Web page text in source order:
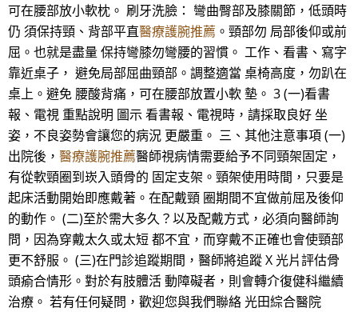
可在腰部放小軟枕。 刷牙洗臉： 彎曲臀部及膝關節，低頭時
仍 須保持頸、背部平直醫療護腕推薦 。頸部勿 局部後仰或前
屈。也就是盡量 保持彎膝勿彎腰的習慣。 工作、看書、寫字
靠近桌子， 避免局部屈曲頸部。調整適當 桌椅高度，勿趴在
桌上。避免 腰酸背痛，可在腰部放置小軟 墊。 3 (一)看書
報、電視 重點說明 圖示 看書報、電視時，請採取良好 坐
姿，不良姿勢會讓您的病況 更嚴重。 三、其他注意事項 (一)
出院後， 醫療護腕推薦醫師視病情需要給予不同頸架固定，
有從軟頸圈到崁入頭骨的 固定支架。頸架使用時間，只要是
起床活動開始即應戴著。在配戴頸 圈期間不宜做前屈及後仰
的動作。 (二)至於需大多久？以及配戴方式，必須向醫師詢
問，因為穿戴太久或太短 都不宜，而穿戴不正確也會使頸部
更不舒服。 (三)在門診追蹤期間，醫師將追蹤 X 光片評估骨
頭瘉合情形。對於有肢體活 動障礙者，則會轉介復健科繼續
治療。 若有任何疑問，歡迎您與我們聯絡 光田綜合醫院